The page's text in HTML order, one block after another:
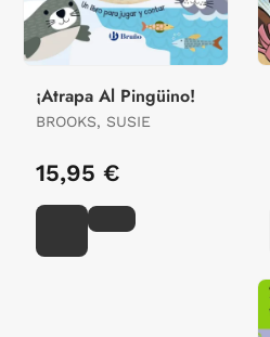
¡Atrapa Al Pingüino!
BROOKS, SUSIE
15,95 €